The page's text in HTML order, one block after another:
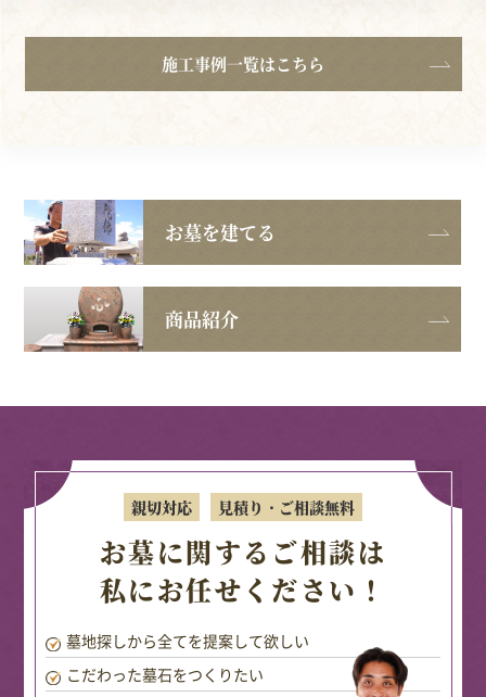
施工事例一覧はこちら
お墓を建てる
商品紹介
親切対応 見積り・ご相談無料
お墓に関するご相談は
私にお任せください！
墓地探しから全てを提案して欲しい
こだわった墓石をつくりたい